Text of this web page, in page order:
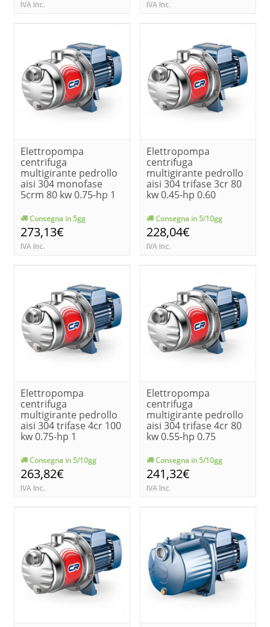
IVA Inc. IVA Inc.
Elettropompa
centrifuga
multigirante pedrollo
aisi 304 monofase
5crm 80 kw 0.75-hp 1
Consegna in 5gg
273,13€
IVA Inc.
Elettropompa
centrifuga
multigirante pedrollo
aisi 304 trifase 3cr 80
kw 0.45-hp 0.60
Consegna in 5/10gg
228,04€
IVA Inc.
Elettropompa
centrifuga
multigirante pedrollo
aisi 304 trifase 4cr 100
kw 0.75-hp 1
Consegna in 5/10gg
263,82€
IVA Inc.
Elettropompa
centrifuga
multigirante pedrollo
aisi 304 trifase 4cr 80
kw 0.55-hp 0.75
Consegna in 5/10gg
241,32€
IVA Inc.